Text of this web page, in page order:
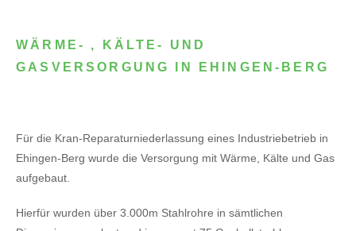
WÄRME- , KÄLTE- UND
GASVERSORGUNG IN EHINGEN-BERG
Für die Kran-Reparaturniederlassung eines Industriebetrieb in
Ehingen-Berg wurde die Versorgung mit Wärme, Kälte und Gas
aufgebaut.
Hierfür wurden über 3.000m Stahlrohre in sämtlichen